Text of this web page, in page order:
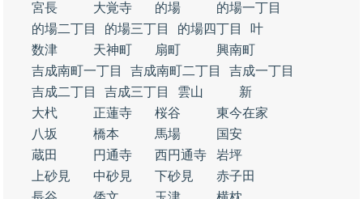
宮長
大覚寺 的場
的場一丁目
的場二丁目
的場三丁目 的場四丁目
叶
数津
天神町 扇町
興南町
吉成南町一丁目
吉成南町二丁目
吉成一丁目
吉成二丁目
吉成三丁目 雲山
新
大杙
正蓮寺 桜谷
東今在家
八坂
橋本 馬場
国安
蔵田
円通寺 西円通寺
岩坪
上砂見
中砂見 下砂見
赤子田